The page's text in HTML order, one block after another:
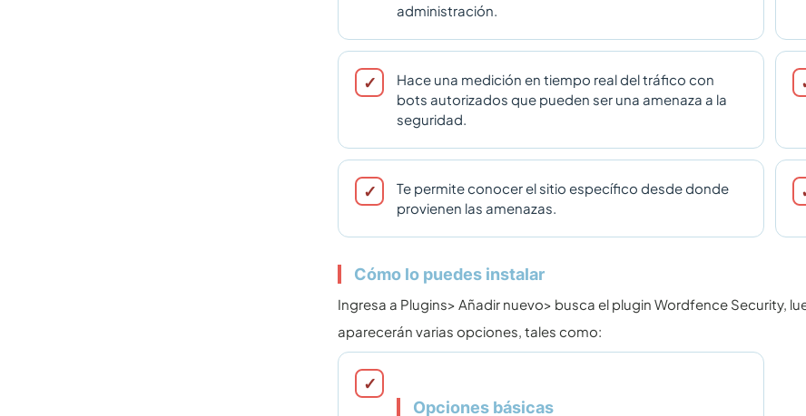
administración.
Hace una medición en tiempo real del tráfico con
bots autorizados que pueden ser una amenaza a la
seguridad.
Te permite conocer el sitio específico desde donde
provienen las amenazas.
Cómo lo puedes instalar
Ingresa a Plugins> Añadir nuevo> busca el plugin Wordfence Security,
aparecerán varias opciones, tales como:
Opciones básicas